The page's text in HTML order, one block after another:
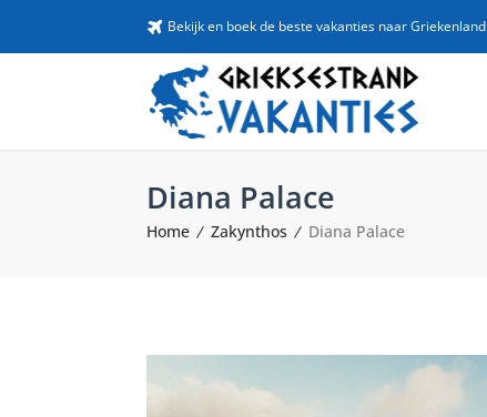
Bekijk en boek de beste vakanties naar Griekenland
Diana Palace
Home Zakynthos Diana Palace